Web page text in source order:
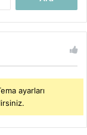
ayarları